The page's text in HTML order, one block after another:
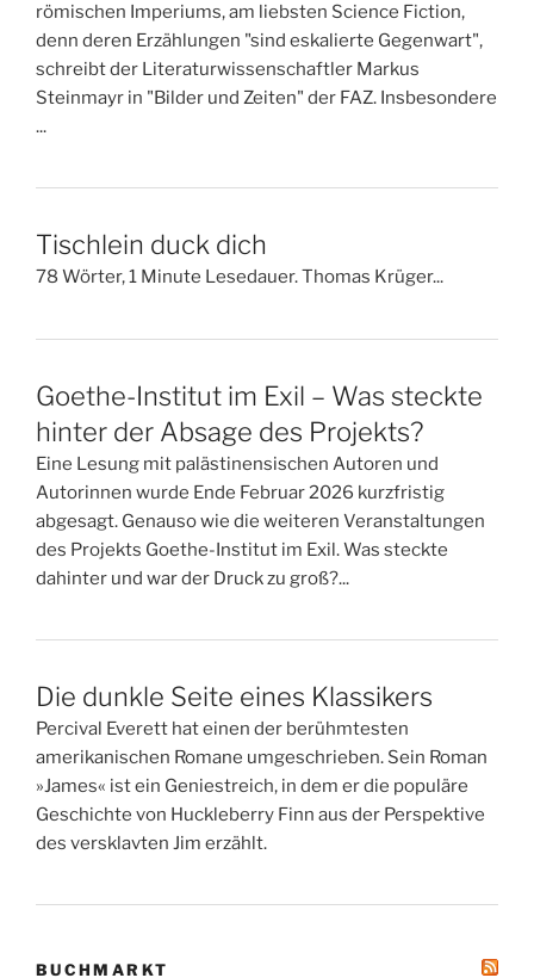
römischen Imperiums, am liebsten Science Fiction,
denn deren Erzählungen "sind eskalierte Gegenwart",
schreibt der Literaturwissenschaftler Markus
Steinmayr in "Bilder und Zeiten" der FAZ. Insbesondere
...
Tischlein duck dich
78 Wörter, 1 Minute Lesedauer. Thomas Krüger...
Goethe-Institut im Exil – Was steckte
hinter der Absage des Projekts?
Eine Lesung mit palästinensischen Autoren und
Autorinnen wurde Ende Februar 2026 kurzfristig
abgesagt. Genauso wie die weiteren Veranstaltungen
des Projekts Goethe-Institut im Exil. Was steckte
dahinter und war der Druck zu groß?...
Die dunkle Seite eines Klassikers
Percival Everett hat einen der berühmtesten
amerikanischen Romane umgeschrieben. Sein Roman
»James« ist ein Geniestreich, in dem er die populäre
Geschichte von Huckleberry Finn aus der Perspektive
des versklavten Jim erzählt.
BUCHMARKT